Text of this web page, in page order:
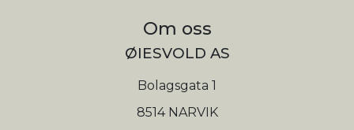
Om oss
ØIESVOLD AS
Bolagsgata 1
8514 NARVIK